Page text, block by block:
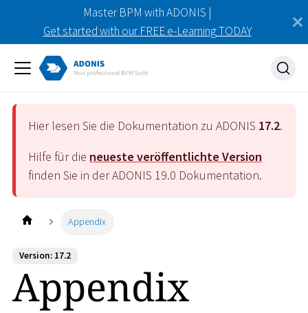
Master BPM with ADONIS |
Get started with our FREE e-Learning TODAY
Hier lesen Sie die Dokumentation zu ADONIS 17.2.
Hilfe für die neueste veröffentlichte Version
finden Sie in der ADONIS 19.0 Dokumentation.
Appendix
Version: 17.2
Appendix